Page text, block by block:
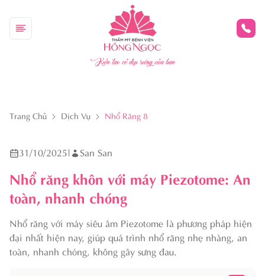
Kiến tạo vẻ đẹp riêng của bạn
Trang Chủ Dịch Vụ Nhổ Răng 8
31/10/2025| San San
Nhổ răng khôn với máy Piezotome: An
toàn, nhanh chóng
Nhổ răng với máy siêu âm Piezotome là phương pháp hiện
đại nhất hiện nay, giúp quá trình nhổ răng nhẹ nhàng, an
toàn, nhanh chóng, không gây sưng đau.